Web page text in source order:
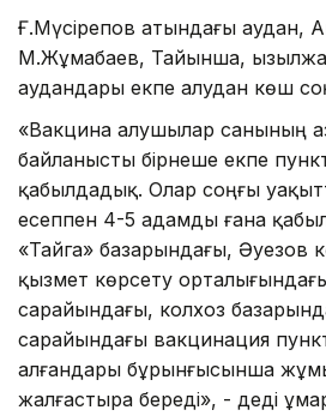
Ғ.Мүсірепов атындағы аудан,
М.Жұмабаев, Тайынша,
аудандары екпе алудан көш
«Вакцина алушылар санының
байланысты бірнеше екпе
қабылдадық. Олар соңғы
есеппен 4-5 адамды ғана
«Тайга» базарындағы, Әуезов
қызмет көрсету
сарайындағы, колхоз
сарайындағы вакцинация
Қалғандары бұрынғысынша
жалғастыра береді», - деді